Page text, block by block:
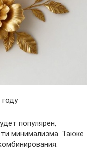
популярен,
минимализма. Также